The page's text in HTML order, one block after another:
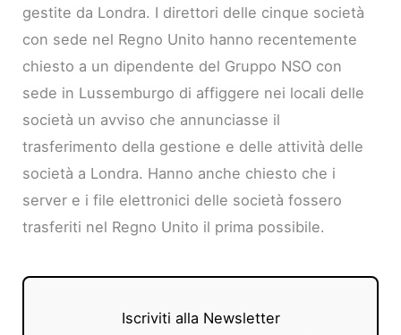
gestite da Londra. I direttori delle cinque società
con sede nel Regno Unito hanno recentemente
chiesto a un dipendente del Gruppo NSO con
sede in Lussemburgo di affiggere nei locali delle
società un avviso che annunciasse il
trasferimento della gestione e delle attività delle
società a Londra. Hanno anche chiesto che i
server e i file elettronici delle società fossero
trasferiti nel Regno Unito il prima possibile.
Iscriviti alla Newsletter